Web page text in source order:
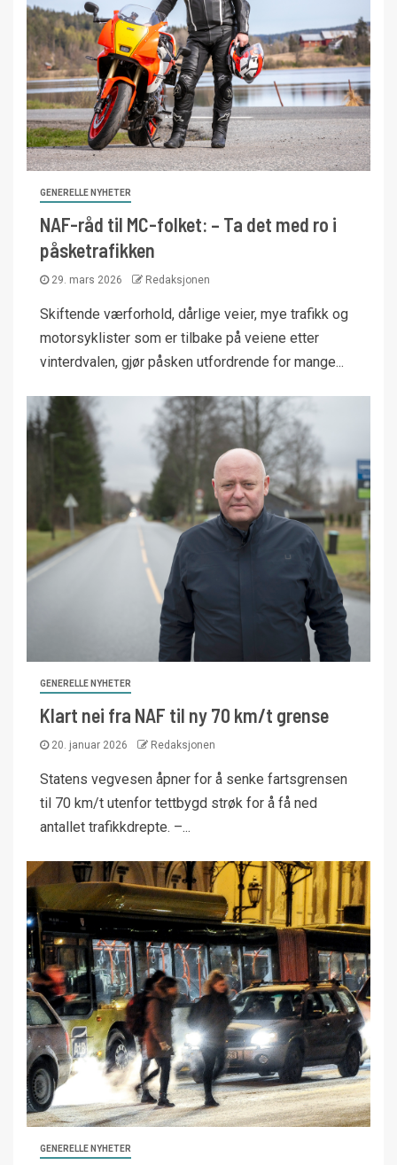
GENERELLE NYHETER
NAF-råd til MC-folket: – Ta det med ro i
påsketrafikken
29. mars 2026 Redaksjonen
Skiftende værforhold, dårlige veier, mye trafikk og
motorsyklister som er tilbake på veiene etter
vinterdvalen, gjør påsken utfordrende for mange...
GENERELLE NYHETER
Klart nei fra NAF til ny 70 km/t grense
20. januar 2026 Redaksjonen
Statens vegvesen åpner for å senke fartsgrensen
til 70 km/t utenfor tettbygd strøk for å få ned
antallet trafikkdrepte. –...
GENERELLE NYHETER